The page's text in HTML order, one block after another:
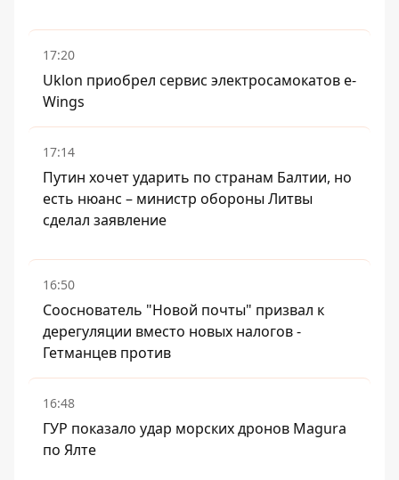
17:20
Uklon приобрел сервис электросамокатов e-
Wings
17:14
Путин хочет ударить по странам Балтии, но
есть нюанс – министр обороны Литвы
сделал заявление
16:50
Сооснователь "Новой почты" призвал к
дерегуляции вместо новых налогов -
Гетманцев против
16:48
ГУР показало удар морских дронов Magura
по Ялте